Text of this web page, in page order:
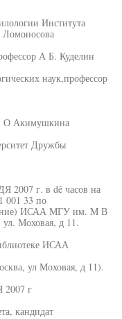
Института
А Б. Куделин
наук,профессор
О Акимушкина
Дружбы
2007 г. в dê часов на
001 33 по
ИСАА МГУ им. M В
Моховая, д 11.
ИСАА
ул Моховая, д 11).
2007 г
кандидат